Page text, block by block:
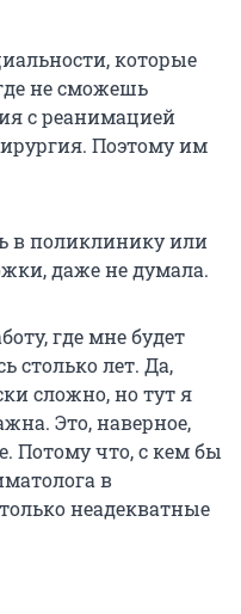
которые
не сможешь
с реанимацией
Поэтому им
в поликлинику или
даже не думала.
где мне будет
столько лет. Да,
сложно, но тут я
Это, наверное,
Потому что, с кем бы
в
неадекватные